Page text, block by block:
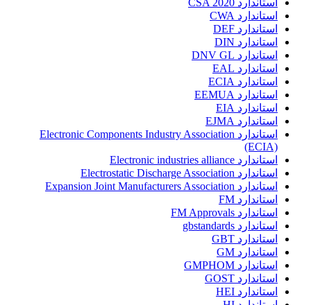
استاندارد CSA 2020
استاندارد CWA
استاندارد DEF
استاندارد DIN
استاندارد DNV GL
استاندارد EAL
استاندارد ECIA
استاندارد EEMUA
استاندارد EIA
استاندارد EJMA
استاندارد Electronic Components Industry Association
(ECIA)
استاندارد Electronic industries alliance
استاندارد Electrostatic Discharge Association
استاندارد Expansion Joint Manufacturers Association
استاندارد FM
استاندارد FM Approvals
استاندارد gbstandards
استاندارد GBT
استاندارد GM
استاندارد GMPHOM
استاندارد GOST
استاندارد HEI